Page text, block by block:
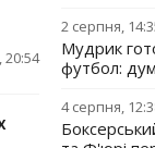
20:54
2 серпня,
Мудрик
футбол:
4 серпня,